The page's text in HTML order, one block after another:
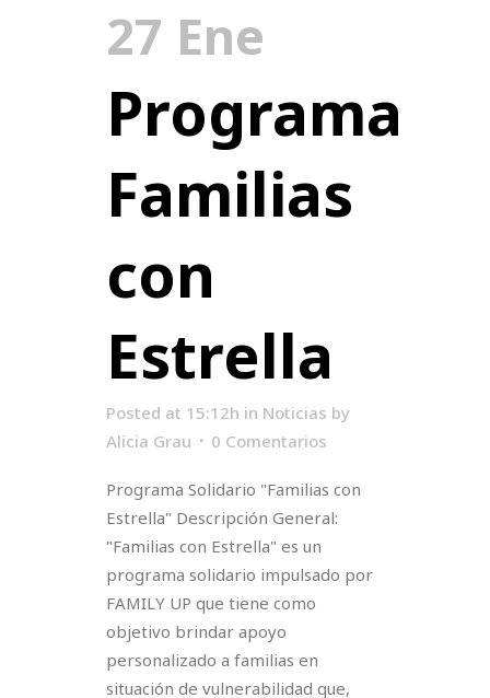
27 Ene
Programa
Familias
con
Estrella
Posted at 15:12h in Noticias by
Alicia Grau
0 Comentarios
Programa Solidario "Familias con
Estrella" Descripción General:
"Familias con Estrella" es un
programa solidario impulsado por
FAMILY UP que tiene como
objetivo brindar apoyo
personalizado a familias en
situación de vulnerabilidad que,